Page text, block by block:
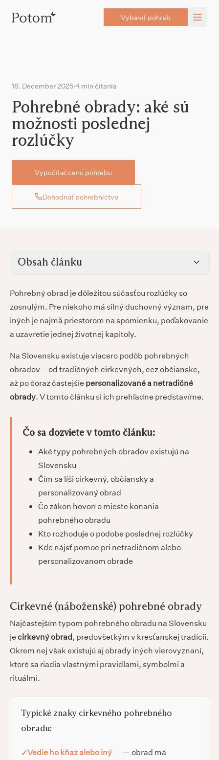
Vybaviť pohreb
18. December 2025·4 min čítania
Pohrebné obrady: aké sú
možnosti poslednej
rozlúčky
Vypočítať cenu pohrebu
Dohodnúť pohrebníctvo
Obsah článku
Pohrebný obrad je dôležitou súčasťou rozlúčky so
zosnulým. Pre niekoho má silný duchovný význam, pre
iných je najmä priestorom na spomienku, poďakovanie
a uzavretie jednej životnej kapitoly.
Na Slovensku existuje viacero podôb pohrebných
obradov – od tradičných cirkevných, cez občianske,
až po čoraz častejšie personalizované a netradičné
obrady. V tomto článku si ich prehľadne predstavíme.
Čo sa dozviete v tomto článku:
Aké typy pohrebných obradov existujú na
Slovensku
Čím sa líši cirkevný, občiansky a
personalizovaný obrad
Čo zákon hovorí o mieste konania
pohrebného obradu
Kto rozhoduje o podobe poslednej rozlúčky
Kde nájsť pomoc pri netradičnom alebo
personalizovanom obrade
Cirkevné (náboženské) pohrebné obrady
Najčastejším typom pohrebného obradu na Slovensku
jecirkevný obrad, predovšetkým v kresťanskej tradícii.
Okrem nej však existujú aj obrady iných vierovyznaní,
ktoré sa riadia vlastnými pravidlami, symbolmi a
rituálmi.
Typické znaky cirkevného pohrebného
obradu:
Vedie ho kňaz alebo iný
— obrad má